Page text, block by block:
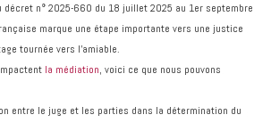
décret n° 2025-660 du 18 juillet 2025 au 1er septembre
marque une étape importante vers une justice
tournée vers l’amiable.
la médiation, voici ce que nous pouvons
entre le juge et les parties dans la détermination du